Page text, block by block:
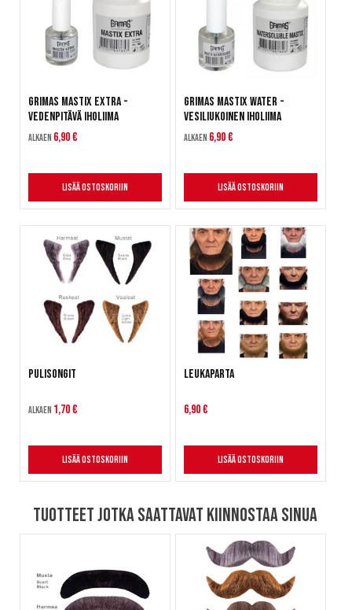
Grimas Mastix Extra -
Vedenpitävä iholiima
Alkaen 6,90 €
Lisää ostoskoriin
Grimas Mastix Water -
Vesiliukoinen iholiima
Alkaen 6,90 €
Lisää ostoskoriin
Pulisongit
Alkaen 1,70 €
Lisää ostoskoriin
Leukaparta
6,90 €
Lisää ostoskoriin
Tuotteet jotka saattavat kiinnostaa sinua